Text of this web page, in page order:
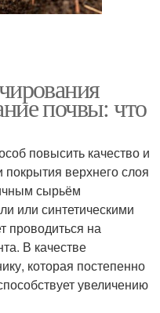
почвы: что
повысить качество и
верхнего слоя
сырьём
или синтетическими
проводиться на
В качестве
которая постепенно
увеличению